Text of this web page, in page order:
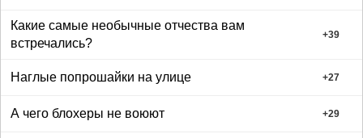
Какие самые необычные отчества вам
встречались?
+39
Наглые попрошайки на улице +27
А чего блохеры не воюют +29